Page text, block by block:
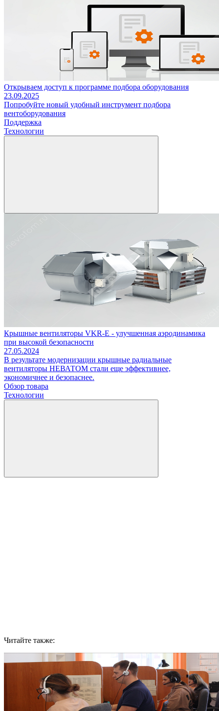
Открываем доступ к программе подбора оборудования
23.09.2025
Попробуйте новый удобный инструмент подбора
вентоборудования
Поддержка
Технологии
Крышные вентиляторы VKR-E - улучшенная аэродинамика
при высокой безопасности
27.05.2024
В результате модернизации крышные радиальные
вентиляторы НЕВАТОМ стали еще эффективнее,
экономичнее и безопаснее.
Обзор товара
Технологии
Читайте также: